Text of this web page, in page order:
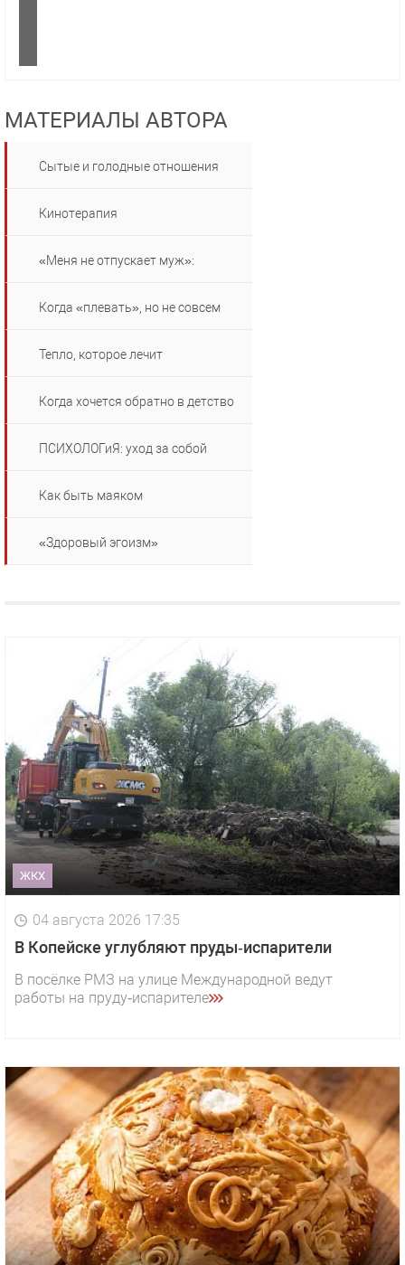
МАТЕРИАЛЫ АВТОРА
Сытые и голодные отношения
Кинотерапия
«Меня не отпускает муж»:
Когда «плевать», но не совсем
Тепло, которое лечит
Когда хочется обратно в детство
ПСИХОЛОГиЯ: уход за собой
Как быть маяком
«Здоровый эгоизм»
ЖКХ
04 августа 2026 17:35
В Копейске углубляют пруды‑испарители
В посёлке РМЗ на улице Международной ведут
работы на пруду‑испарителе